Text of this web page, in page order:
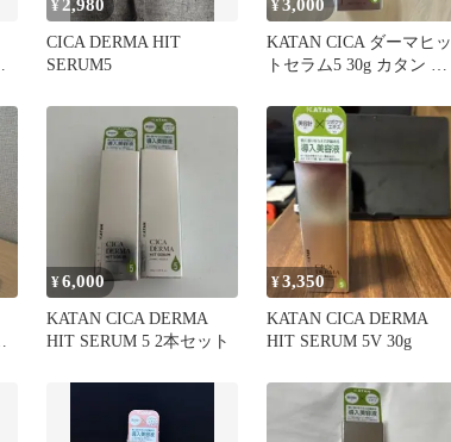
¥ 2,980
CICA DERMA HIT
SERUM5
¥3,000
KATAN CICA ダーマヒッ
トセラム5 30g カタン ニ
¥6,000
KATAN CICA DERMA
HIT SERUM 5 2本セット
¥3,350
KATAN CICA DERMA
HIT SERUM 5V 30g